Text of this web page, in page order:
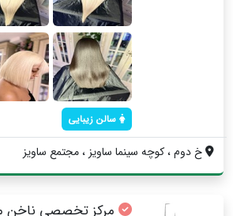
سالن زیبایی
خ دوم ، كوچه سينما ساويز ، مجتمع ساويز
مرکز تخصصی ناخن